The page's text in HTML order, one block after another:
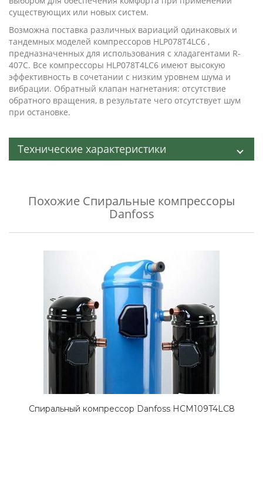
существующих или новых систем.
Возможна поставка различных вариаций одинаковых и
тандемных моделей компрессоров HLP078T4LC6 ,
предназначенных для использования с хладагентами R-
407C. Все компрессоры HLP078T4LC6 имеют высокую
эффективность в сочетании с низким уровнем шума и
вибрации. Обратный клапан нагнетания: отсутствие
обратного вращения, в результате чего отсутствует шум
при остановке.
Технические характеристики
Похожие Спиральные компрессоры
Danfoss
Спиральный компрессор Danfoss HCM109T4LC8